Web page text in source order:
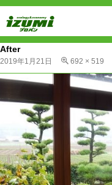
After
2019年1月21日 692 × 519